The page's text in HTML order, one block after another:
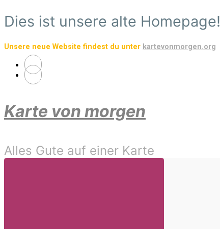
Zum
Hauptinhalt
Dies ist unsere alte Homepage!
Unsere neue Website findest du unter kartevonmorgen.org
Karte von morgen
Alles Gute auf einer Karte